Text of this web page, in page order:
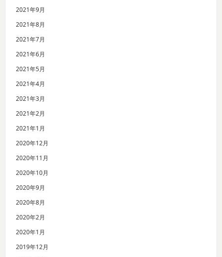
2021年9月
2021年8月
2021年7月
2021年6月
2021年5月
2021年4月
2021年3月
2021年2月
2021年1月
2020年12月
2020年11月
2020年10月
2020年9月
2020年8月
2020年2月
2020年1月
2019年12月